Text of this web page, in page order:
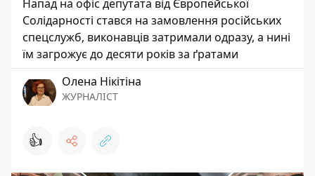
Напад на офіс депутата від Європейської
Солідарності стався на замовлення російських
спецслужб, виконавців затримали одразу, а нині
їм загрожує до десяти років за ґратами
Олена Нікітіна
ЖУРНАЛІСТ
👍